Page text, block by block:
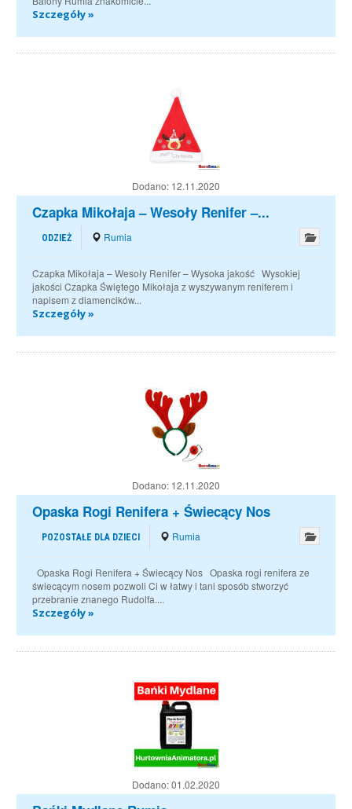
Szczegóły »
Dodano: 12.11.2020
Czapka Mikołaja – Wesoły Renifer –...
ODZIEŻ Rumia
Czapka Mikołaja – Wesoły Renifer – Wysoka jakość Wysokiej
jakości Czapka Świętego Mikołaja z wyszywanym reniferem i
napisem z diamencików...
Szczegóły »
Dodano: 12.11.2020
Opaska Rogi Renifera + Świecący Nos
POZOSTAŁE DLA DZIECI Rumia
Opaska Rogi Renifera + Świecący Nos Opaska rogi renifera ze
świecącym nosem pozwoli Ci w łatwy i tani sposób stworzyć
przebranie znanego Rudolfa....
Szczegóły »
Dodano:01.02.2020